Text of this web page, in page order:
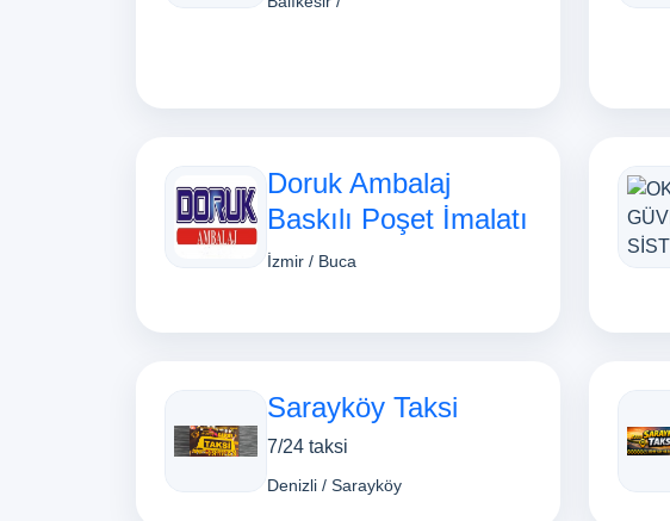
Doruk Ambalaj
Baskılı Poşet İmalatı
İzmir / Buca
Sarayköy Taksi
7/24 taksi
Denizli / Sarayköy